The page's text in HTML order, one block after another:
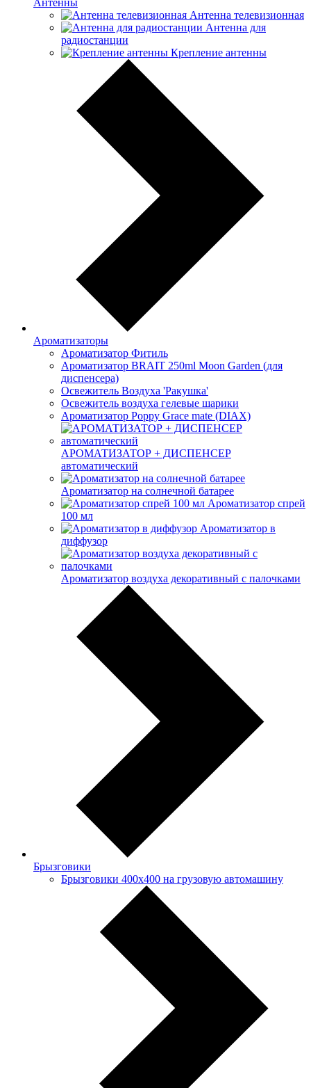
Антенна телевизионная
Антенна для
радиостанции
Крепление антенны
Ароматизаторы
Ароматизатор Фитиль
Ароматизатор BRAIT 250ml Moon Garden (для
диспенсера)
Освежитель Воздуха 'Ракушка'
Освежитель воздуха гелевые шарики
Ароматизатор Poppy Grace mate (DIAX)
АРОМАТИЗАТОР + ДИСПЕНСЕР
автоматический
Ароматизатор на солнечной батарее
Ароматизатор спрей
100 мл
Ароматизатор в
диффузор
Ароматизатор воздуха декоративный с палочками
Брызговики
Брызговики 400х400 на грузовую автомашину